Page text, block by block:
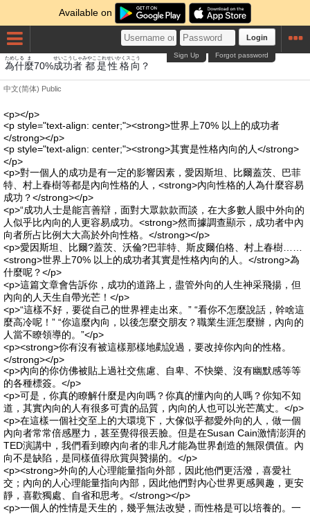
Available on
Login
Forgot password
Sign Up
為
ため
什
しる
麼
ま
70%成功者
せいこうしゃ
都
みやこ
是
これ
性格
せいかくス
向
こう
？
中文(简体) Public
<p></p>
<p style="text-align: center;"><strong>世界上70% 以上的成功者
</strong></p>
<p style="text-align: center;"><strong>其實是性格內向的人</strong>
</p>
<p>對一個人的成功是有一定的影響因素，愛因斯坦、比爾蓋茨、巴菲
特、村上春樹等都是內向性格的人，<strong>內向性格的人為什麼容易
成功？</strong></p>
<p>“成功人士是能言善辯，面對大眾款款而談，在大多數人眼中外向的
人似乎比內向的人更容易成功。<strong>然而據調查顯示，成功者中內
向者所占比例大大高於外向性格。</strong></p>
<p>愛因斯坦、比爾?蓋茨、沃倫?巴菲特、斯皮爾伯格、村上春樹……
<strong>世界上70% 以上的成功者其實是性格內向的人。</strong>為
什麼呢？</p>
<p>這篇文章會告訴你，成功的道路上，盡管外向的人生神采飛揚，但
內向的人天生自帶光芒！</p>
<p>“這樣不好，要從自己的世界裡走出來。” “看你不怎麼說話，幹啥這
麼高冷呢！” “你這麼內向，以後怎麼交朋友？職業生涯怎麼辦，內向的
人當不瞭領導的。”</p>
<p><strong>你有沒有被這樣那樣地勸說過，要改掉你內向的性格。
</strong></p>
<p>內向的你仿佛被貼上過社交焦慮、自卑、不快樂、沒有幽默感等等
的各種標簽。</p>
<p>可是，你真的瞭解什麼是內向嗎？你真的懂內向的人嗎？你知不知
道，其實內向的人有很多可貴的品質，內向的人也可以光芒萬丈。</p>
<p>在這樣一個社交至上的大環境下，大傢似乎都愛外向的人，做一個
內向者常常倍感壓力，甚至覺得很丟臉。但是在Susan Cain激情澎湃的
TED演講中，我們看到瞭內向者的非凡才能為世界創造的無限價值。內
向不是缺陷，是同樣值得欣賞與贊揚的。</p>
<p><strong>外向的人心理能量指向外部，因此他們更活潑，喜愛社
交；內向的人心理能量指向內部，因此他們對內心世界更感興趣，更安
靜，喜歡獨處、自省和思考。</strong></p>
<p>一個人的性情是天生的，幾乎無法改變，而性格是可以培養的。一